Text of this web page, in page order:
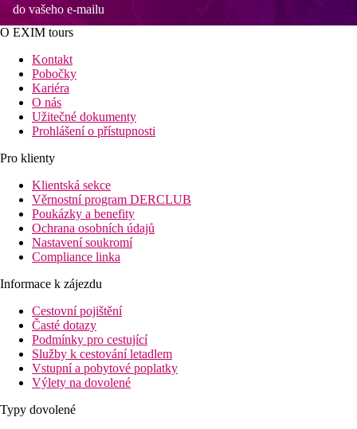
do vašeho e-mailu
O EXIM tours
Kontakt
Pobočky
Kariéra
O nás
Užitečné dokumenty
Prohlášení o přístupnosti
Pro klienty
Klientská sekce
Věrnostní program DERCLUB
Poukázky a benefity
Ochrana osobních údajů
Nastavení soukromí
Compliance linka
Informace k zájezdu
Cestovní pojištění
Časté dotazy
Podmínky pro cestující
Služby k cestování letadlem
Vstupní a pobytové poplatky
Výlety na dovolené
Typy dovolené